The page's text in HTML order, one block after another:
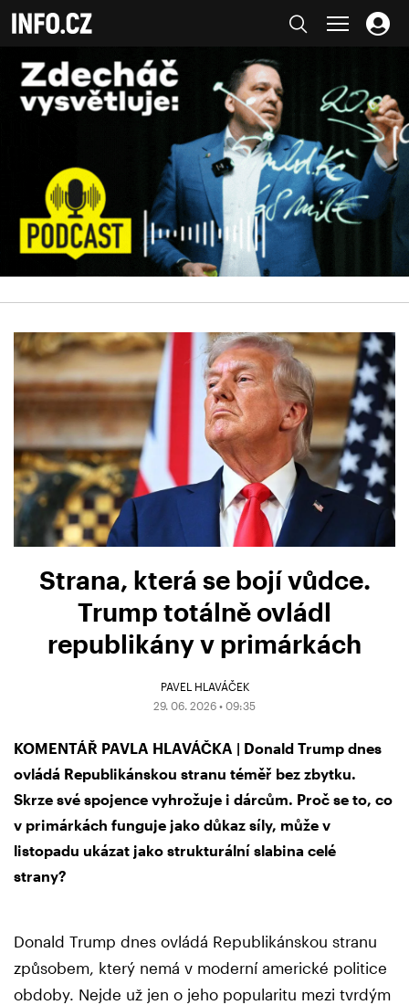
Strana, která se bojí vůdce.
Trump totálně ovládl
republikány v primárkách
PAVEL HLAVÁČEK
29. 06. 2026 • 09:35
KOMENTÁŘ PAVLA HLAVÁČKA | Donald Trump dnes
ovládá Republikánskou stranu téměř bez zbytku.
Skrze své spojence vyhrožuje i dárcům. Proč se to, co
v primárkách funguje jako důkaz síly, může v
listopadu ukázat jako strukturální slabina celé
strany?
Donald Trump dnes ovládá Republikánskou stranu
způsobem, který nemá v moderní americké politice
obdoby. Nejde už jen o jeho popularitu mezi tvrdým